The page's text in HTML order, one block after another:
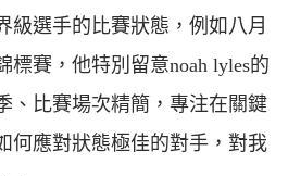
級選手的比賽狀態，例如八月
標賽，他特別留意noah lyles的
比賽場次精簡，專注在關鍵
何應對狀態極佳的對手，對我